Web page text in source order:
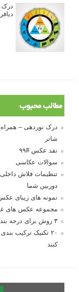
مطالب محبوب
شاتر
نقد عکس #۹۹
سوالات عکاسی
تنظیمات فلاش داخلی
دوربین شما
نمونه های زیبای
مجموعه عکس های
۳ روش برای درجه بندی و تنظیم دقیق رنگ در فتوشاپ
۲۰ تکنیک ترکیب
کنند